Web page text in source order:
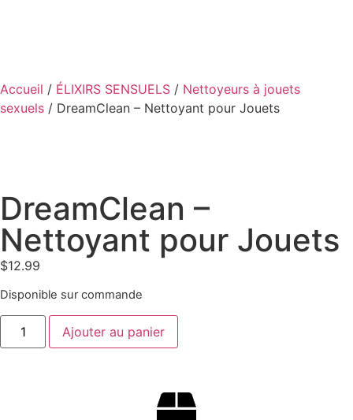
Accueil / ÉLIXIRS SENSUELS / Nettoyeurs à jouets
sexuels / DreamClean – Nettoyant pour Jouets
DreamClean –
Nettoyant pour Jouets
$12.99
Disponible sur commande
Ajouter au panier